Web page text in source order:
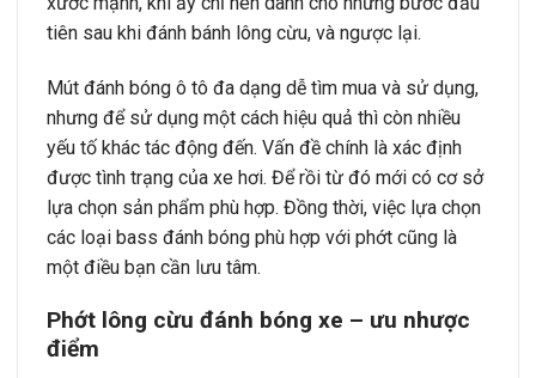
tiên sau khi đánh bánh lông cừu, và ngược lại.
Mút đánh bóng ô tô đa dạng dễ tìm mua và sử dụng,
nhưng để sử dụng một cách hiệu quả thì còn nhiều
yếu tố khác tác động đến. Vấn đề chính là xác định
được tình trạng của xe hơi. Để rồi từ đó mới có cơ sở
lựa chọn sản phẩm phù hợp. Đồng thời, việc lựa chọn
các loại bass đánh bóng phù hợp với phớt cũng là
một điều bạn cần lưu tâm.
Phớt lông cừu đánh bóng xe – ưu nhược
điểm